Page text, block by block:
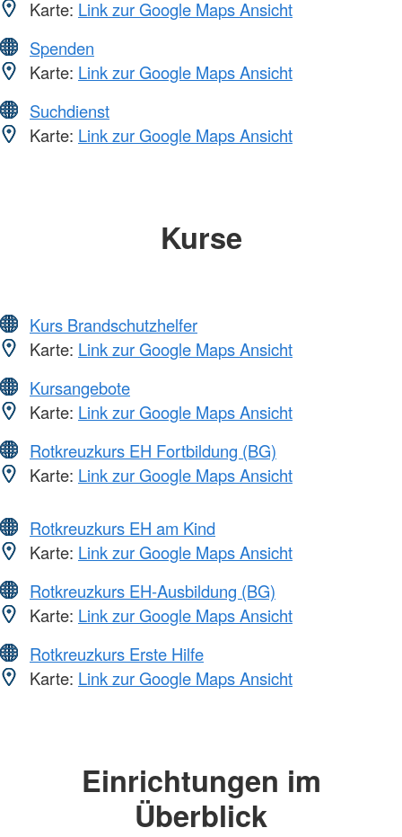
Karte: Link zur Google Maps Ansicht
Spenden
Karte: Link zur Google Maps Ansicht
Suchdienst
Karte: Link zur Google Maps Ansicht
Kurse
Kurs Brandschutzhelfer
Karte: Link zur Google Maps Ansicht
Kursangebote
Karte: Link zur Google Maps Ansicht
Rotkreuzkurs EH Fortbildung (BG)
Karte: Link zur Google Maps Ansicht
Rotkreuzkurs EH am Kind
Karte: Link zur Google Maps Ansicht
Rotkreuzkurs EH-Ausbildung (BG)
Karte: Link zur Google Maps Ansicht
Rotkreuzkurs Erste Hilfe
Karte: Link zur Google Maps Ansicht
Einrichtungen im
Überblick